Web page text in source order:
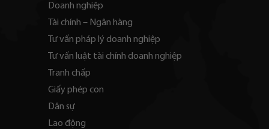
Doanh nghiệp
Tài chính – Ngân hàng
Tư vấn pháp lý doanh nghiệp
Tư vấn luật tài chính doanh nghiệp
Tranh chấp
Giấy phép con
Dân sự
Lao động